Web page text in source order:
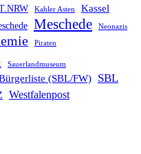
Kahler Asten Kassel
Meschede Neonazis
Piraten
Sauerlandmuseum
(SBL/FW) SBL
Westfalenpost